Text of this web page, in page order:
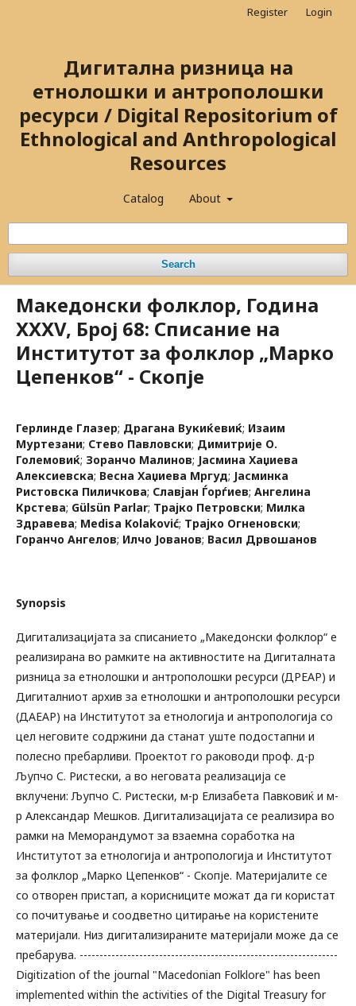
Дигитална ризница на
етнолошки и антрополошки
ресурси / Digital Repositorium of
Ethnological and Anthropological
Resources
Catalog About
Search
Register Login
Македонски фолклор, Година
XXXV, Број 68: Списание на
Институтот за фолклор „Марко
Цепенков“ - Скопје
Герлинде Глазер; Драгана Вукиќевиќ; Изаим
Муртезани; Стево Павловски; Димитрије О.
Големовиќ; Зоранчо Малинов; Јасмина Хаџиева
Алексиевска; Весна Хаџиева Мргуд; Јасминка
Ристовска Пиличкова; Славјан Ѓорѓиев; Ангелина
Крстева; Gülsün Parlar; Трајко Петровски; Милка
Здравева; Medisa Kolaković; Трајко Огненовски;
Горанчо Ангелов; Илчо Јованов; Васил Дрвошанов
Synopsis
Дигитализацијата за списанието „Македонски фолклор“ е
реализирана во рамките на активностите на Дигиталната
ризница за етнолошки и антрополошки ресурси (ДРЕАР) и
Дигиталниот архив за етнолошки и антрополошки ресурси
(ДАЕАР) на Институтот за етнологија и антропологија со
цел неговите содржини да станат уште подостапни и
полесно пребарливи. Проектот го раководи проф. д-р
Љупчо С. Ристески, а во неговата реализација се
вклучени: Љупчо С. Ристески, м-р Елизабета Павковиќ и м-
р Александар Мешков. Дигитализацијата се реализира во
рамки на Меморандумот за взаемна соработка на
Институтот за етнологија и антропологија и Институтот
за фолклор „Марко Цепенков“ - Скопје. Материјалите се
со отворен пристап, а корисниците можат да ги користат
со почитување и соодветно цитирање на користените
материјали. Низ дигитализираните материјали може да се
пребарува. -----------------------------------------------------------------
Digitization of the journal "Macedonian Folklore" has been
implemented within the activities of the Digital Treasury for